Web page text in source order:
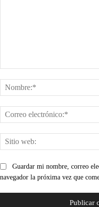
Guardar mi nombre, correo
navegador la próxima vez que